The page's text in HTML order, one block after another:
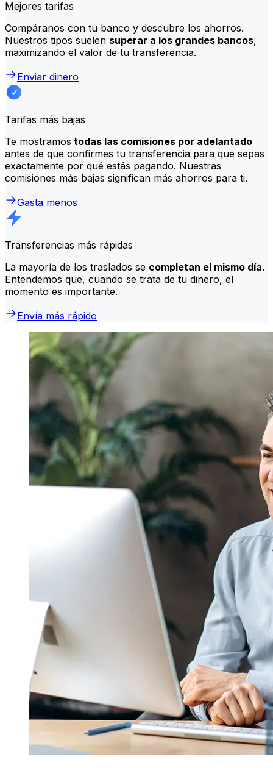
Mejores tarifas
Compáranos con tu banco y descubre los ahorros.
Nuestros tipos suelen superar a los grandes bancos,
maximizando el valor de tu transferencia.
Enviar dinero
Tarifas más bajas
Te mostramos todas las comisiones por adelantado
antes de que confirmes tu transferencia para que sepas
exactamente por qué estás pagando. Nuestras
comisiones más bajas significan más ahorros para ti.
Gasta menos
Transferencias más rápidas
La mayoría de los traslados se completan el mismo día.
Entendemos que, cuando se trata de tu dinero, el
momento es importante.
Envía más rápido